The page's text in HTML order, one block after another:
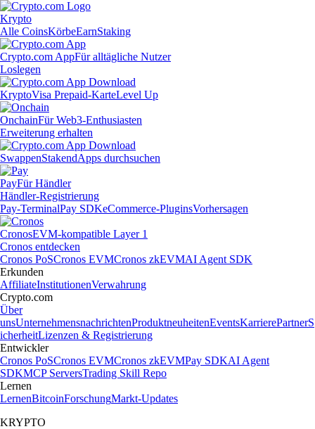
Krypto
Alle CoinsKörbeEarnStaking
Crypto.com AppFür alltägliche Nutzer
Loslegen
KryptoVisa Prepaid-KarteLevel Up
OnchainFür Web3-Enthusiasten
Erweiterung erhalten
SwappenStakendApps durchsuchen
PayFür Händler
Händler-Registrierung
Pay-TerminalPay SDKeCommerce-PluginsVorhersagen
CronosEVM-kompatible Layer 1
Cronos entdecken
Cronos PoSCronos EVMCronos zkEVMAI Agent SDK
Erkunden
AffiliateInstitutionenVerwahrung
Crypto.com
Über
unsUnternehmensnachrichtenProduktneuheitenEventsKarrierePartnerS
icherheitLizenzen & Registrierung
Entwickler
Cronos PoSCronos EVMCronos zkEVMPay SDKAI Agent
SDKMCP ServersTrading Skill Repo
Lernen
LernenBitcoinForschungMarkt-Updates
KRYPTO